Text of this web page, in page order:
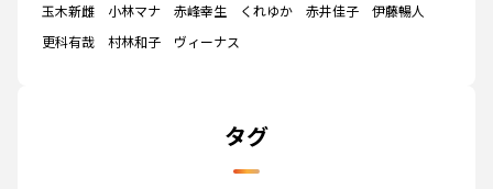
玉木新雌
小林マナ 赤峰幸生 くれゆか 赤井佳子
伊藤暢人
更科有哉
村林和子 ヴィーナス
タグ